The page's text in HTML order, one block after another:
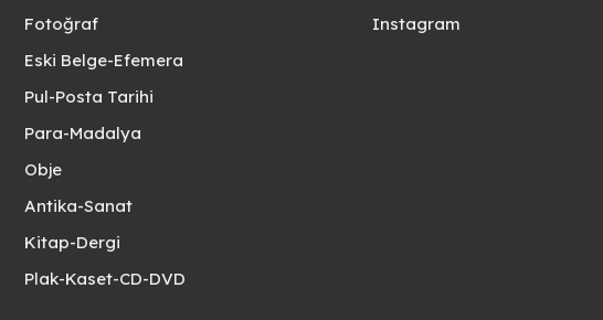
Fotoğraf
Eski Belge-Efemera
Pul-Posta Tarihi
Para-Madalya
Obje
Antika-Sanat
Kitap-Dergi
Plak-Kaset-CD-DVD
Instagram